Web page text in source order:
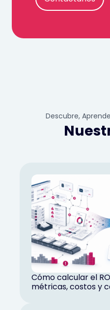
Descubre,
Cómo calcular el
métricas, costos y